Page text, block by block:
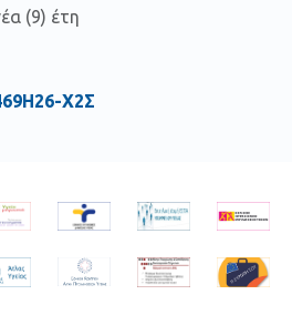
(9) έτη
Χ2Σ